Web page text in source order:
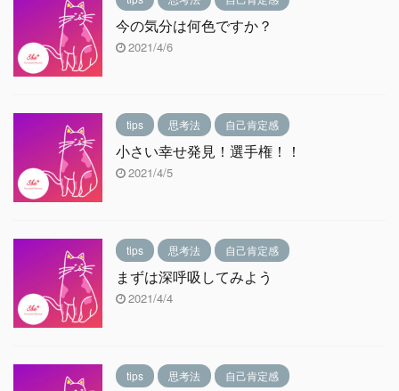
今の気分は何色ですか？
2021/4/6
tips 思考法 自己肯定感
小さい幸せ発見！選手権！！
2021/4/5
tips 思考法 自己肯定感
まずは深呼吸してみよう
2021/4/4
tips 思考法 自己肯定感